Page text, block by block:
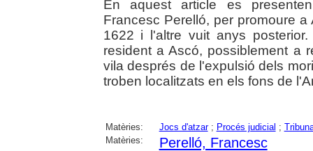
En aquest article es
Francesc Perelló, per promoure
1622 i l'altre vuit anys
resident a Ascó, possiblement a
vila després de l'expulsió dels
troben localitzats en els fons de
Matèries: Jocs d'atzar; Procés judicial ;
Matèries:
Perelló, Francesc